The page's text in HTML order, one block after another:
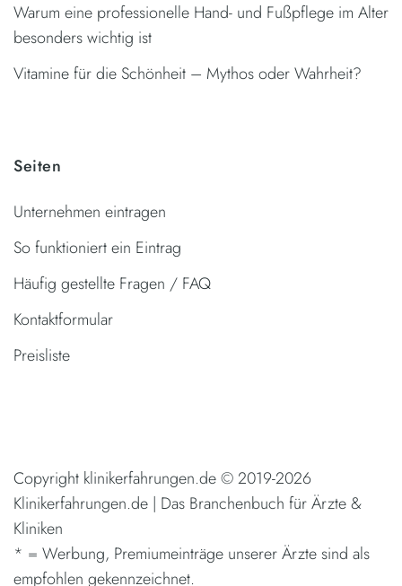
Warum eine professionelle Hand- und Fußpflege im Alter
besonders wichtig ist
Vitamine für die Schönheit – Mythos oder Wahrheit?
Seiten
Unternehmen eintragen
So funktioniert ein Eintrag
Häufig gestellte Fragen / FAQ
Kontaktformular
Preisliste
Copyright klinikerfahrungen.de © 2019-2026
Klinikerfahrungen.de | Das Branchenbuch für Ärzte &
Kliniken
* = Werbung, Premiumeinträge unserer Ärzte sind als
empfohlen gekennzeichnet.